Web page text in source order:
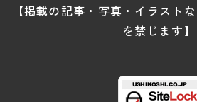
【掲載の記事・写真・イラスト
を禁じます】